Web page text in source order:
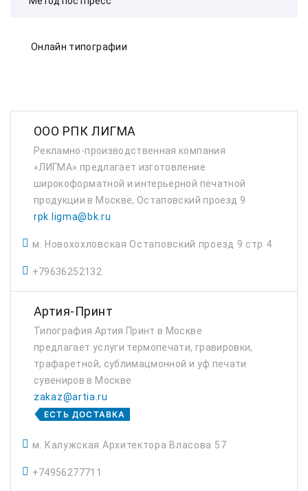
Онлайн типографии
ООО РПК ЛИГМА
Рекламно-производственная компания
«ЛИГМА» предлагает изготовление
широкоформатной и интерьерной печатной
продукции в Москве, Остаповский проезд 9
rpk.ligma@bk.ru
м. Новохохловская Остаповский проезд 9 стр 4
+79636252132
Артия-Принт
Типография Артия Принт в Москве
предлагает услуги термопечати, гравировки,
трафаретной, сублимацмонной и уф печати
сувениров в Москве
zakaz@artia.ru
ЕСТЬ ДОСТАВКА
м. Калужская Архитектора Власова 57
+74956277711